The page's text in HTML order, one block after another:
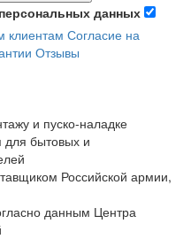
данных
клиентам Согласие на
Отзывы
и пуско-наладке
для бытовых и
Российской армии,
данным Центра